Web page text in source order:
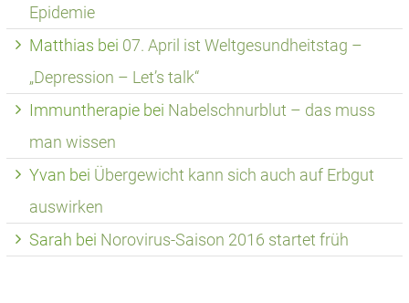
Epidemie
Matthias bei 07. April ist Weltgesundheitstag –
„Depression – Let’s talk“
Immuntherapiebei Nabelschnurblut – das muss
man wissen
Yvan bei Übergewicht kann sich auch auf Erbgut
auswirken
Sarah bei Norovirus-Saison 2016 startet früh